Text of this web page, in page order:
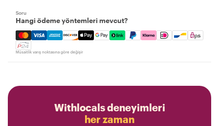
Soru
Hangi ödeme yöntemleri mevcut?
Mastercard, Visa, Amex, Discover, Apple Pay, Google
Müsaitlik varış noktasına göre değişir
Withlocals deneyimleri
her zaman